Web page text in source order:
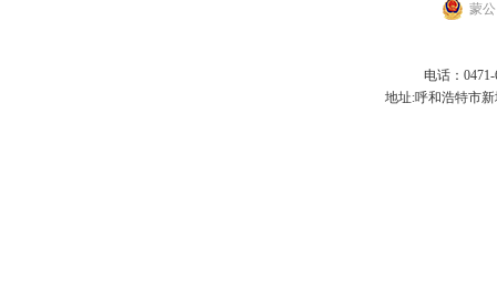
蒙公
电话：
地址:呼和浩特市